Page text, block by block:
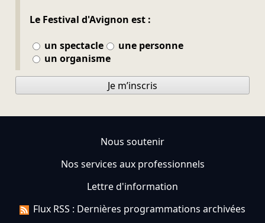
Le Festival d'Avignon est :
un spectacle
une personne
un organisme
Je m’inscris
Nous soutenir
Nos services aux professionnels
Lettre d'information
Flux RSS : Dernières programmations archivées